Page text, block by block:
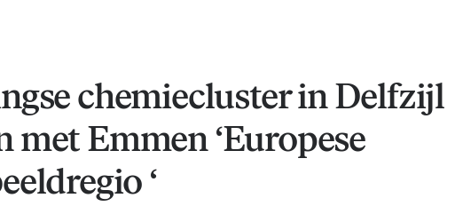
chemiecluster in Delfzijl
met Emmen ‘Europese
‘